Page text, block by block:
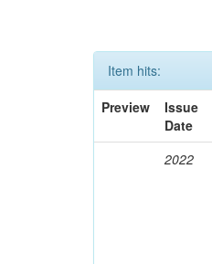
Item hits:
Preview
Issue
Date
2022